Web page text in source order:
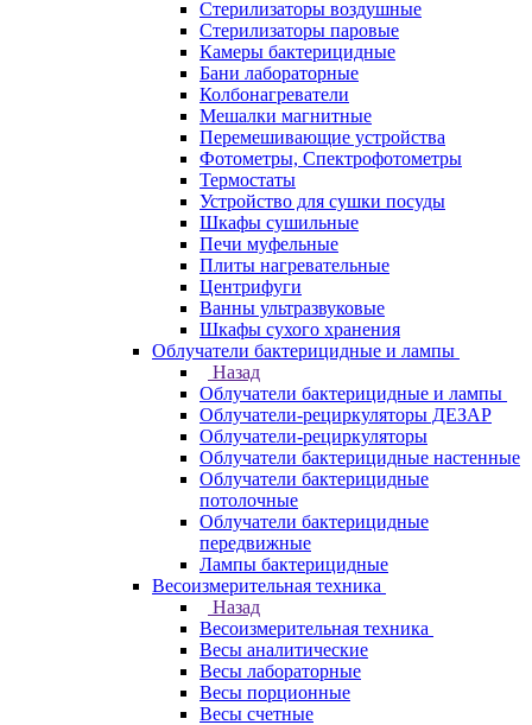
Стерилизаторы воздушные
Стерилизаторы паровые
Камеры бактерицидные
Бани лабораторные
Колбонагреватели
Мешалки магнитные
Перемешивающие устройства
Фотометры, Спектрофотометры
Термостаты
Устройство для сушки посуды
Шкафы сушильные
Печи муфельные
Плиты нагревательные
Центрифуги
Ванны ультразвуковые
Шкафы сухого хранения
Облучатели бактерицидные и лампы
Назад
Облучатели бактерицидные и лампы
Облучатели-рециркуляторы ДЕЗАР
Облучатели-рециркуляторы
Облучатели бактерицидные настенные
Облучатели бактерицидные
потолочные
Облучатели бактерицидные
передвижные
Лампы бактерицидные
Весоизмерительная техника
Назад
Весоизмерительная техника
Весы аналитические
Весы лабораторные
Весы порционные
Весы счетные